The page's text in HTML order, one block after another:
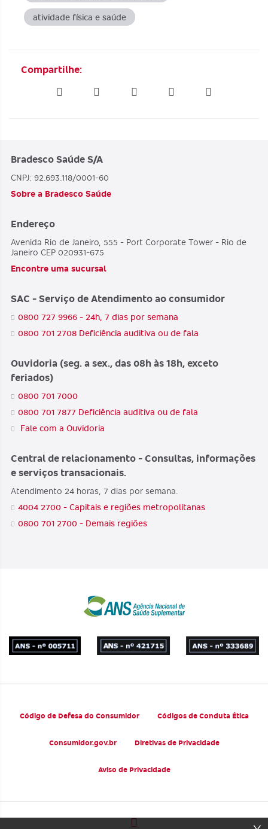
atividade física e saúde
Compartilhe:
Bradesco Saúde S/A
CNPJ: 92.693.118/0001-60
Sobre a Bradesco Saúde
Endereço
Avenida Rio de Janeiro, 555 - Port Corporate Tower - Rio de
Janeiro CEP 020931-675
Encontre uma sucursal
SAC - Serviço de Atendimento ao consumidor
0800 727 9966 - 24h, 7 dias por semana
0800 701 2708 Deficiência auditiva ou de fala
Ouvidoria (seg. a sex., das 08h às 18h, exceto
feriados)
0800 701 7000
0800 701 7877 Deficiência auditiva ou de fala
Fale com a Ouvidoria
Central de relacionamento - Consultas, informações
e serviços transacionais.
Atendimento 24 horas, 7 dias por semana.
4004 2700 - Capitais e regiões metropolitanas
0800 701 2700 - Demais regiões
Código de Defesa do Consumidor Códigos de Conduta Ética
Consumidor.gov.br Diretivas de Privacidade
Aviso de Privacidade